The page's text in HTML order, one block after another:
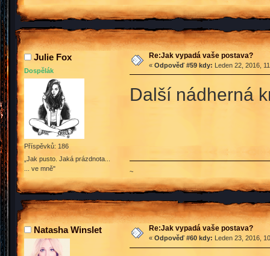
Julie Fox
Dospělák
Příspěvků: 186
„Jak pusto. Jaká prázdnota...
... ve mně"
Re:Jak vypadá vaše postava?
« Odpověď #59 kdy: Leden 22, 2016,
Další nádherná
~
Natasha Winslet Re:Jak vypadá vaše postava?
« Odpověď #60 kdy: Leden 23, 2016,